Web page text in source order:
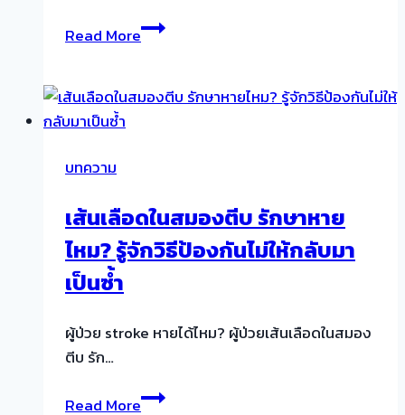
อร่อย
Read MoreHealth
at
คือ
ผู้
สูง
ต้อง
บทความ
เส้นเลือดในสมองตีบ รักษาหาย
ไหม? รู้จักวิธีป้องกันไม่ให้กลับมา
เป็นซ้ำ
ผู้ป่วย stroke หายได้ไหม? ผู้ป่วยเส้นเลือดในสมอง
ตีบ รัก…
Read Moreเส้นเลือด